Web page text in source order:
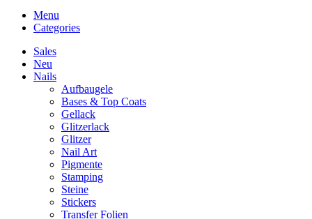
Menu
Categories
Sales
Neu
Nails
Aufbaugele
Bases & Top Coats
Gellack
Glitzerlack
Glitzer
Nail Art
Pigmente
Stamping
Steine
Stickers
Transfer Folien